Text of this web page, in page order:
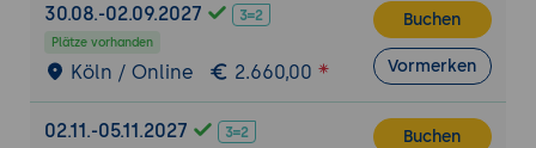
30.08.-02.09.2027
Plätze vorhanden
Köln / Online 2.660,00
Buchen
Vormerken
02.11.-05.11.2027 Buchen